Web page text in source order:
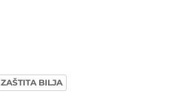
ZAŠTITA BILJA